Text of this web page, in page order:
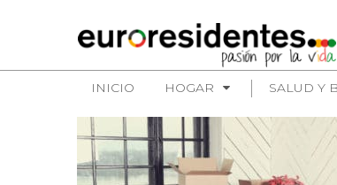
INICIO HOGAR SALUD Y